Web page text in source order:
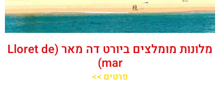
מלונות מומלצים ביורט דה מאר (Lloret de
mar)
פרטים >>